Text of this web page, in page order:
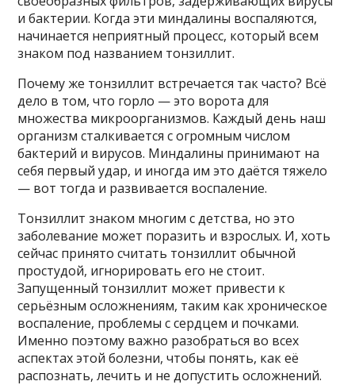
и бактерии. Когда эти миндалины воспаляются,
начинается неприятный процесс, который всем
знаком под названием тонзиллит.
Почему же тонзиллит встречается так часто? Всё
дело в том, что горло — это ворота для
множества микроорганизмов. Каждый день наш
организм сталкивается с огромным числом
бактерий и вирусов. Миндалины принимают на
себя первый удар, и иногда им это даётся тяжело
— вот тогда и развивается воспаление.
Тонзиллит знаком многим с детства, но это
заболевание может поразить и взрослых. И, хоть
сейчас принято считать тонзиллит обычной
простудой, игнорировать его не стоит.
Запущенный тонзиллит может привести к
серьёзным осложнениям, таким как хроническое
воспаление, проблемы с сердцем и почками.
Именно поэтому важно разобраться во всех
аспектах этой болезни, чтобы понять, как её
распознать, лечить и не допустить осложнений.